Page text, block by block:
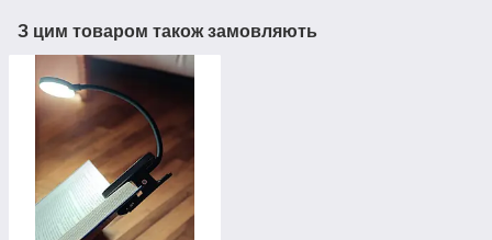
З цим товаром також замовляють